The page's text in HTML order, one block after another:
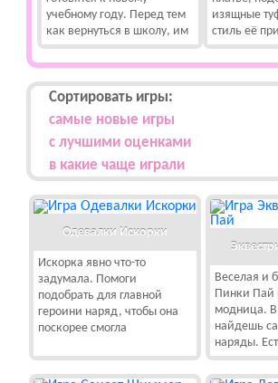
учебному году. Перед тем
как вернуться в школу, им
изящные
стиль её
Сортировать игры:
самые новые игры
с лучшими оценками
в какие чаще играли
Одевалки Искорки
Искорка явно что-то
задумала. Помоги
подобрать для главной
героини наряд, чтобы она
поскорее смогла
Веселая и
Пинки Пай
модница. В
найдешь
наряды.